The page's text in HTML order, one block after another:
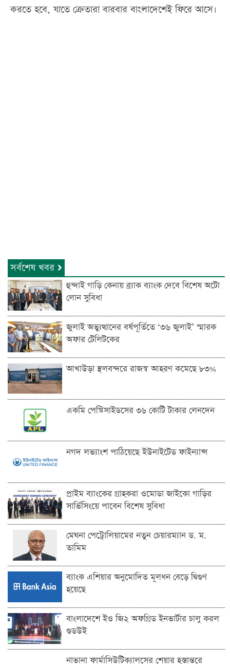
করতে হবে, যাতে ক্রেতারা বারবার বাংলাদেশেই ফিরে আসে।
সর্বশেষ খবর
হুন্দাই গাড়ি কেনায় ব্র্যাক ব্যাংক দেবে বিশেষ অটো
লোন সুবিধা
জুলাই অভ্যুত্থানের বর্ষপূর্তিতে ‘৩৬ জুলাই’ স্মারক
অফার টেলিটকের
আখাউড়া স্থলবন্দরে রাজস্ব আহরণ কমেছে ৮৩%
একমি পেস্টিসাইডসের ৩৬ কোটি টাকার লেনদেন
নগদ লভ্যাংশ পাঠিয়েছে ইউনাইটেড ফাইন্যান্স
প্রাইম ব্যাংকের গ্রাহকরা ওমোডা জাইকো গাড়ির
সার্ভিসিংয়ে পাবেন বিশেষ সুবিধা
মেঘনা পেট্রোলিয়ামের নতুন চেয়ারম্যান ড. ম.
তামিম
ব্যাংক এশিয়ার অনুমোদিত মূলধন বেড়ে দ্বিগুণ
হয়েছে
বাংলাদেশে ইও জি২ অফগ্রিড ইনভার্টার চালু করল
গুডউই
নাভানা ফার্মাসিউটিক্যালসের শেয়ার হস্তান্তরে